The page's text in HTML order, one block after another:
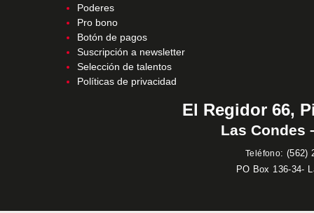
Poderes
Pro bono
Botón de pagos
Suscripción a newsletter
Selección de talentos
Políticas de privacidad
El Regidor 66,
Las Condes
Teléfono: (562)
PO Box 136-34-